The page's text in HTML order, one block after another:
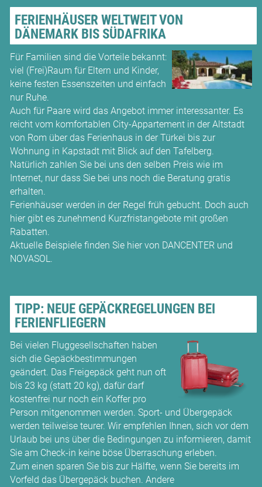
FERIENHÄUSER WELTWEIT VON
DÄNEMARK BIS SÜDAFRIKA
Für Familien sind die Vorteile bekannt:
viel (Frei)Raum für Eltern und Kinder,
keine festen Essenszeiten und einfach
nur Ruhe.
Auch für Paare wird das Angebot immer interessanter. Es
reicht vom komfortablen City-Appartement in der Altstadt
von Rom über das Ferienhaus in der Türkei bis zur
Wohnung in Kapstadt mit Blick auf den Tafelberg.
Natürlich zahlen Sie bei uns den selben Preis wie im
Internet, nur dass Sie bei uns noch die Beratung gratis
erhalten.
Ferienhäuser werden in der Regel früh gebucht. Doch auch
hier gibt es zunehmend Kurzfristangebote mit großen
Rabatten.
Aktuelle Beispiele finden Sie hier von DANCENTER und
NOVASOL.
TIPP: NEUE GEPÄCKREGELUNGEN BEI
FERIENFLIEGERN
Bei vielen Fluggesellschaften haben
sich die Gepäckbestimmungen
geändert. Das Freigepäck geht nun oft
bis 23 kg (statt 20 kg), dafür darf
kostenfrei nur noch ein Koffer pro
Person mitgenommen werden. Sport- und Übergepäck
werden teilweise teurer. Wir empfehlen Ihnen, sich vor dem
Urlaub bei uns über die Bedingungen zu informieren, damit
Sie am Check-in keine böse Überraschung erleben.
Zum einen sparen Sie bis zur Hälfte, wenn Sie bereits im
Vorfeld das Übergepäck buchen. Andere